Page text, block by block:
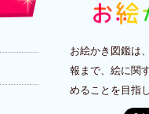
お絵かき図鑑は
報まで、絵に関
めることを目指